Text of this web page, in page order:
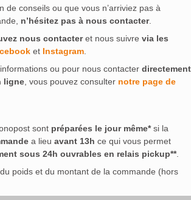
de conseils ou que vous n’arriviez pas à
n’hésitez pas à nous contacter.
nous contacteret nous suivre via les
et Instagram.
ou pour nous contacter directement
ligne, vous pouvez consulter notre page de
sont préparées le jour même*si la
a lieu avant 13h ce qui vous permet
sous 24h ouvrables en relais pickup**.
poids et du montant de la commande (hors